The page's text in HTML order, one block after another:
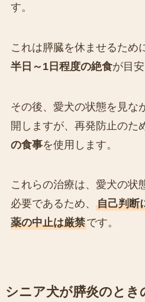
す。
これは膵臓を休ませるため
半日～1日程度の絶食が目安
その後、愛犬の状態を見な
開しますが、再発防止のた
の食事を使用します。
これらの治療は、愛犬の状
必要であるため、 自己判断
薬の中止は厳禁です。
シニア犬が膵炎のとき